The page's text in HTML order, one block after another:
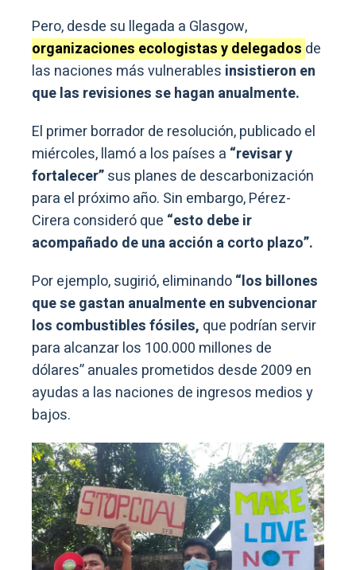
Pero, desde su llegada a Glasgow,
organizaciones ecologistas y delegados de
las naciones más vulnerables insistieron en
que las revisiones se hagan anualmente.
El primer borrador de resolución, publicado el
miércoles, llamó a los países a “revisar y
fortalecer”sus planes de descarbonización
para el próximo año. Sin embargo, Pérez-
Cirera consideró que “esto debe ir
acompañado de una acción a corto plazo”.
Por ejemplo, sugirió, eliminando“los billones
que se gastan anualmente en subvencionar
los combustibles fósiles, que podrían servir
para alcanzar los 100.000 millones de
dólares” anuales prometidos desde 2009 en
ayudas a las naciones de ingresos medios y
bajos.